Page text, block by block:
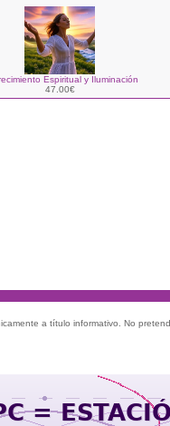
Espiritual y Iluminación
47.00€
a título informativo. No